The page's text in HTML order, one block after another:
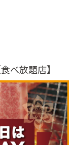
べ放題店】